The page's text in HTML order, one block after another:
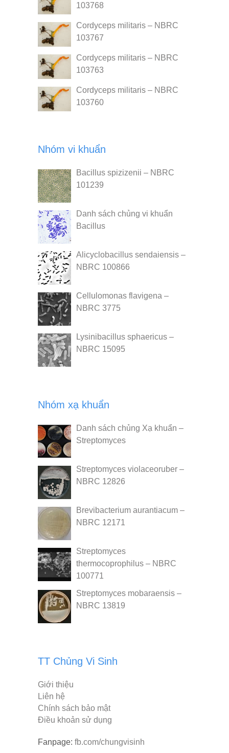
103768
Cordyceps militaris – NBRC
103767
Cordyceps militaris – NBRC
103763
Cordyceps militaris – NBRC
103760
Nhóm vi khuẩn
Bacillus spizizenii – NBRC
101239
Danh sách chủng vi khuẩn
Bacillus
Alicyclobacillus sendaiensis –
NBRC 100866
Cellulomonas flavigena –
NBRC 3775
Lysinibacillus sphaericus –
NBRC 15095
Nhóm xạ khuẩn
Danh sách chủng Xạ khuẩn –
Streptomyces
Streptomyces violaceoruber –
NBRC 12826
Brevibacterium aurantiacum –
NBRC 12171
Streptomyces
thermocoprophilus – NBRC
100771
Streptomyces mobaraensis –
NBRC 13819
TT Chủng Vi Sinh
Giới thiệu
Liên hệ
Chính sách bảo mật
Điều khoản sử dụng
Fanpage: fb.com/chungvisinh